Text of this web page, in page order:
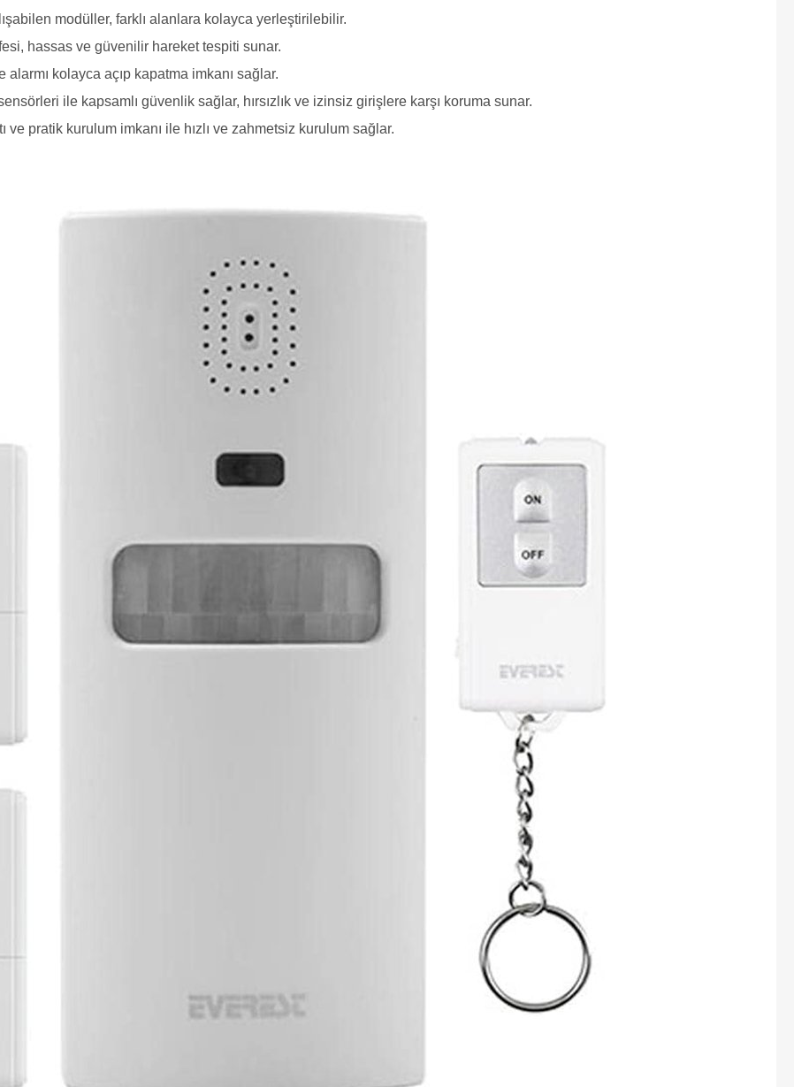
modüller, farklı alanlara kolayca yerleştirilebilir.
hassas ve güvenilir hareket tespiti sunar.
kolayca açıp kapatma imkanı sağlar.
ile kapsamlı güvenlik sağlar, hırsızlık ve izinsiz girişlere karşı koruma sunar.
ve pratik kurulum imkanı ile hızlı ve zahmetsiz kurulum sağlar.